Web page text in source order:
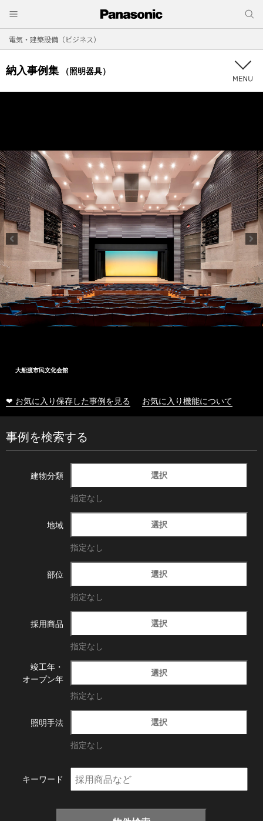
電気・建築設備（ビジネス）
納入事例集 （照明器具）
大船渡市民文化会館
❤ お気に入り保存した事例を見る お気に入り機能について
事例を検索する
建物分類 選択
指定なし
地域 選択
指定なし
部位 選択
指定なし
採用商品 選択
指定なし
竣工年・
オープン年
選択
指定なし
照明手法 選択
指定なし
キーワード